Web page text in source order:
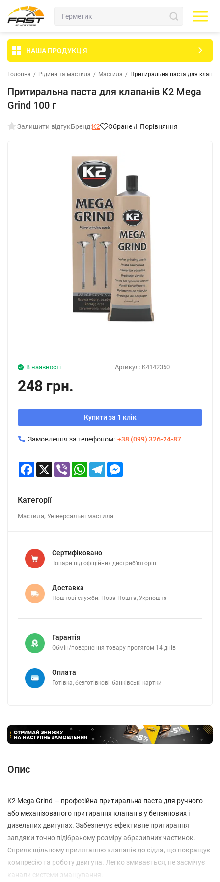
НАША ПРОДУКЦІЯ
Головна / Рідини та мастила / Мастила / Притиральна паста для
Притиральна паста для клапанів K2 Mega
Grind 100 г
Залишити відгукБренд:K2 Обране Порівняння
Артикул: K4142350
В наявності
248 грн.
Купити за 1 клік
Замовлення за телефоном: +38 (099) 326-24-87
Facebook
X Viber WhatsApp
Telegram
Категорії
Мастила, Універсальні мастила
Сертифіковано
Товари від офіційних дистриб’юторів
Доставка
Поштові служби: Нова Пошта, Укрпошта
Гарантія
Обмін/повернення товару протягом 14 днів
Оплата
Готівка, безготівкові, банківські картки
Опис
K2 Mega Grind — професійна притиральна паста для ручного
або механізованого притирання клапанів у бензинових і
дизельних двигунах. Забезпечує ефективне притирання
завдяки точно підібраному розміру абразивних частинок.
Сприяє щільному приляганню клапанів до сідла, що покращує
компресію та роботу двигуна. Легко змивається, не засмічує
канали системи змащування.